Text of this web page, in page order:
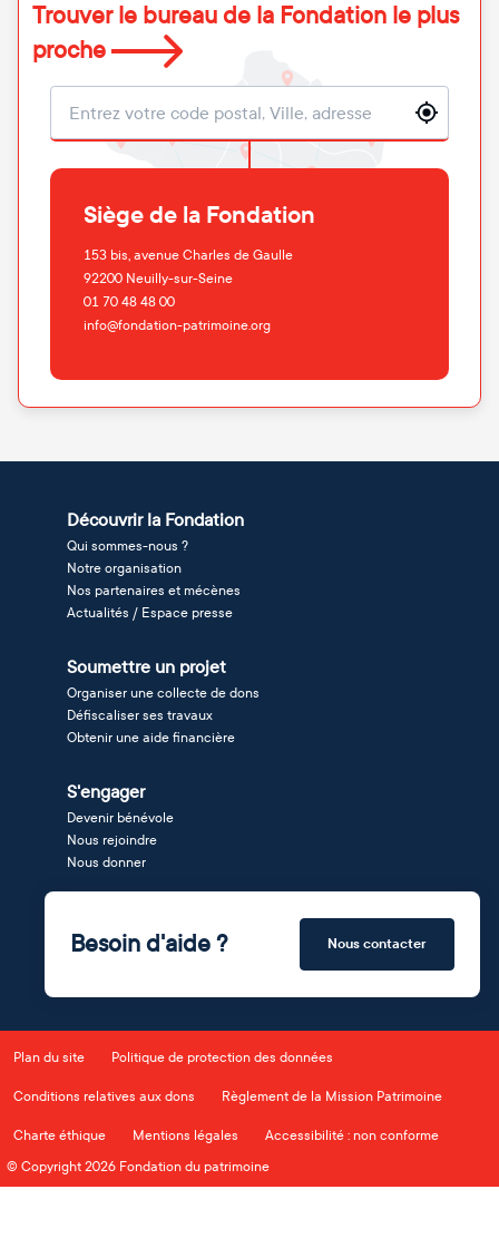
Trouver le bureau de la Fondation le plus
proche
Localisation
Siège de la Fondation
153 bis, avenue Charles de Gaulle
92200 Neuilly-sur-Seine
01 70 48 48 00
info@fondation-patrimoine.org
Découvrir la Fondation
Qui sommes-nous ?
Notre organisation
Nos partenaires et mécènes
Actualités / Espace presse
Soumettre un projet
Organiser une collecte de dons
Défiscaliser ses travaux
Obtenir une aide financière
S'engager
Devenir bénévole
Nous rejoindre
Nous donner
Besoin d'aide ? Nous contacter
Plan du site Politique de protection des données
Conditions relatives aux dons Règlement de la Mission Patrimoine
Charte éthique Mentions légales
Accessibilité : non conforme
© Copyright 2026 Fondation du patrimoine